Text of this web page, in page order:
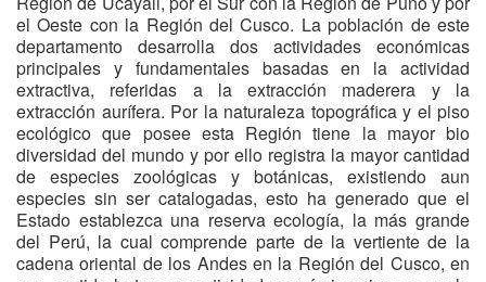
el Oeste con la Región del Cusco. La población de este
departamento desarrolla dos actividades económicas
principales y fundamentales basadas en la actividad
extractiva, referidas a la extracción maderera y la
extracción aurífera. Por la naturaleza topográfica y el piso
ecológico que posee esta Región tiene la mayor bio
diversidad del mundo y por ello registra la mayor cantidad
de especies zoológicas y botánicas, existiendo aun
especies sin ser catalogadas, esto ha generado que el
Estado establezca una reserva ecología, la más grande
del Perú, la cual comprende parte de la vertiente de la
cadena oriental de los Andes en la Región del Cusco, en